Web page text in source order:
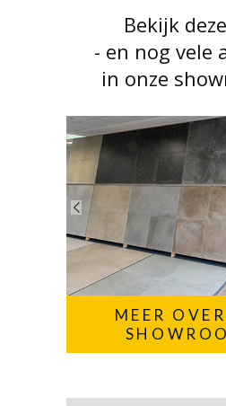
Bekijk
- en nog vele
in onze
MEER